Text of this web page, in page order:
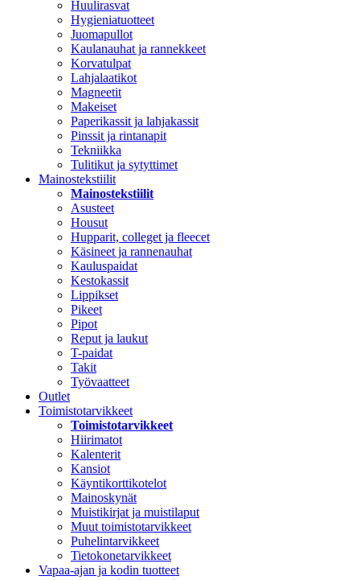
Huulirasvat
Hygieniatuotteet
Juomapullot
Kaulanauhat ja rannekkeet
Korvatulpat
Lahjalaatikot
Magneetit
Makeiset
Paperikassit ja lahjakassit
Pinssit ja rintanapit
Tekniikka
Tulitikut ja sytyttimet
Mainostekstiilit
Mainostekstiilit
Asusteet
Housut
Hupparit, colleget ja fleecet
Käsineet ja rannenauhat
Kauluspaidat
Kestokassit
Lippikset
Pikeet
Pipot
Reput ja laukut
T-paidat
Takit
Työvaatteet
Outlet
Toimistotarvikkeet
Toimistotarvikkeet
Hiirimatot
Kalenterit
Kansiot
Käyntikorttikotelot
Mainoskynät
Muistikirjat ja muistilaput
Muut toimistotarvikkeet
Puhelintarvikkeet
Tietokonetarvikkeet
Vapaa-ajan ja kodin tuotteet